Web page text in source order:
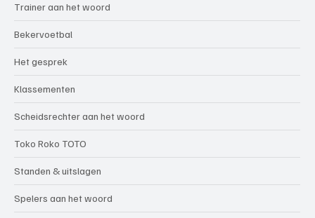
Trainer aan het woord
Bekervoetbal
Het gesprek
Klassementen
Scheidsrechter aan het woord
Toko Roko TOTO
Standen & uitslagen
Spelers aan het woord